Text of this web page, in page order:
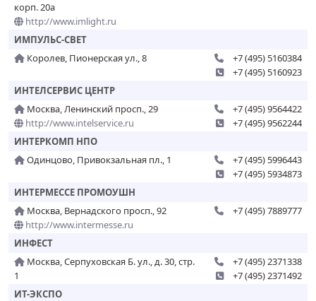
корп. 20а
http://www.imlight.ru
ИМПУЛЬС-СВЕТ
Королев, Пионерская ул., 8
+7 (495) 5160384
+7 (495) 5160923
ИНТЕЛСЕРВИС ЦЕНТР
Москва, Ленинский просп., 29
http://www.intelservice.ru
+7 (495) 9564422
+7 (495) 9562244
ИНТЕРКОМП НПО
Одинцово, Привокзальная пл., 1
+7 (495) 5996443
+7 (495) 5934873
ИНТЕРМЕССЕ ПРОМОУШН
Москва, Вернадского просп., 92
http://www.intermesse.ru
+7 (495) 7889777
ИНФЕСТ
Москва, Серпуховская Б. ул., д. 30, стр.
1
+7 (495) 2371338
+7 (495) 2371492
ИТ-ЭКСПО